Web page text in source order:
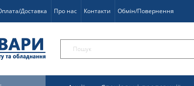
Доставка Про нас Контакти Обмін/Повернення